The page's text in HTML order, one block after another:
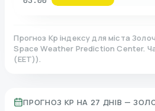
Прогноз Kp індексу для міста
Space Weather Prediction Center.
(EET)).
ПРОГНОЗ KP НА 27 ДНІВ —